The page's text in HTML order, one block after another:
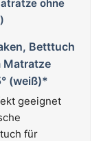
Betttuch
Matratze
(weiß)*
geeignet
für